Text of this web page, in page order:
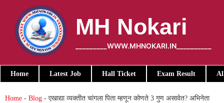
content
MH Nokari
_________WWW.MHNOKARI.IN__________
Home Latest Job Hall Ticket Exam Result
Home - Blog - एखाद्या व्यक्तीत चांगला पिता म्हणून कोणते 3 गुण असावेत? अभिनेता